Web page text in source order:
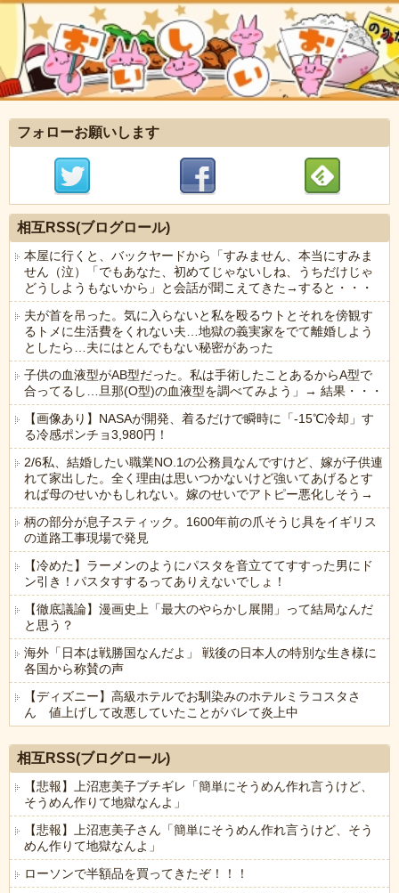
フォローお願いします
相互RSS(ブログロール)
本屋に行くと、バックヤードから「すみません、本当にすみま
せん（泣）「でもあなた、初めてじゃないしね、うちだけじゃ
どうしようもないから」と会話が聞こえてきた→すると・・・
夫が首を吊った。気に入らないと私を殴るウトとそれを傍観す
るトメに生活費をくれない夫…地獄の義実家をでて離婚しよう
としたら…夫にはとんでもない秘密があった
子供の血液型がAB型だった。私は手術したことあるからA型で
合ってるし…旦那(O型)の血液型を調べてみよう」→ 結果・・・
【画像あり】NASAが開発、着るだけで瞬時に「-15℃冷却」す
る冷感ポンチョ3,980円！
2/6私、結婚したい職業NO.1の公務員なんですけど、嫁が子供連
れて家出した。全く理由は思いつかないけど強いてあげるとす
れば母のせいかもしれない。嫁のせいでアトピー悪化しそう→
柄の部分が息子スティック。1600年前の爪そうじ具をイギリス
の道路工事現場で発見
【冷めた】ラーメンのようにパスタを音立ててすすった男にド
ン引き！パスタすするってありえないでしょ！
【徹底議論】漫画史上「最大のやらかし展開」って結局なんだ
と思う？
海外「日本は戦勝国なんだよ」 戦後の日本人の特別な生き様に
各国から称賛の声
【ディズニー】高級ホテルでお馴染みのホテルミラコスタさ
ん 値上げして改悪していたことがバレて炎上中
相互RSS(ブログロール)
【悲報】上沼恵美子ブチギレ「簡単にそうめん作れ言うけど、
そうめん作りて地獄なんよ」
【悲報】上沼恵美子さん「簡単にそうめん作れ言うけど、そう
めん作りて地獄なんよ」
ローソンで半額品を買ってきたぞ！！！